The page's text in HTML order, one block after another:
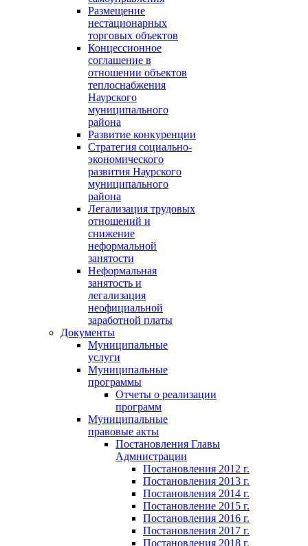
Размещение
нестационарных
торговых объектов
Концессионное
соглашение в
отношении объектов
теплоснабжения
Наурского
муниципального
района
Развитие конкуренции
Стратегия социально-
экономического
развития Наурского
муниципального
района
Легализация трудовых
отношений и
снижение
неформальной
занятости
Неформальная
занятость и
легализация
неофициальной
заработной платы
Документы
Муниципальные
услуги
Муниципальные
программы
Отчеты о реализации
программ
Муниципальные
правовые акты
Постановления Главы
Адмнистрации
Постановления 2012 г.
Постановления 2013 г.
Постановления 2014 г.
Постановление 2015 г.
Постановления 2016 г.
Постановления 2017 г.
Постановления 2018 г.